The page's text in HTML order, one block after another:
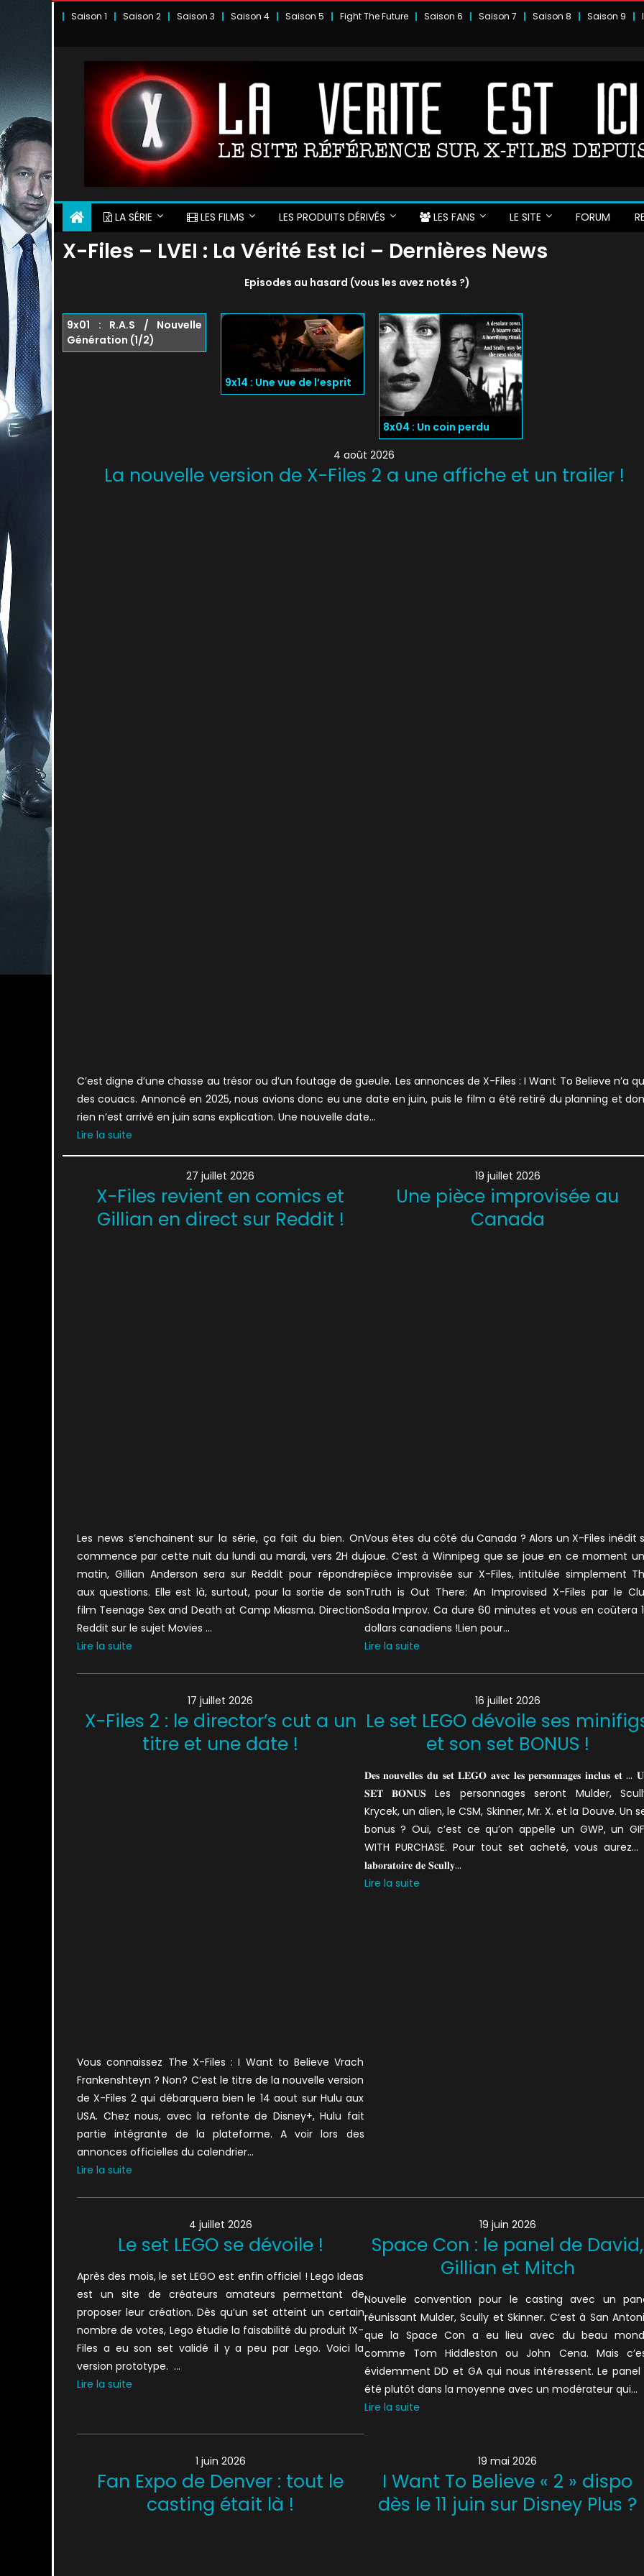
Saison 1 Saison 2 Saison 3 Saison 4 Saison 5 Fight The Future Saison 6 Saison 7 Saison 8 Saison 9
LA SÉRIE LES FILMS LES PRODUITS DÉRIVÉS LES FANS LE SITE FORUM
X-Files – LVEI : La Vérité Est Ici – Dernières News
Episodes au hasard (vous les avez notés ?)
9x01 : R.A.S / Nouvelle
Génération (1/2)
9x14 : Une vue de l’esprit
8x04 : Un coin perdu
4 août 2026
La nouvelle version de X-Files 2 a une affiche et un trailer !
C’est digne d’une chasse au trésor ou d’un foutage de gueule. Les annonces de X-Files : I Want To Believe n’a
des couacs. Annoncé en 2025, nous avions donc eu une date en juin, puis le film a été retiré du planning et
rien n’est arrivé en juin sans explication. Une nouvelle date…
Lire la suite
27 juillet 2026
X-Files revient en comics et
Gillian en direct sur Reddit !
Les news s’enchainent sur la série, ça fait du bien. On
commence par cette nuit du lundi au mardi, vers 2H du
matin, Gillian Anderson sera sur Reddit pour répondre
aux questions. Elle est là, surtout, pour la sortie de son
film Teenage Sex and Death at Camp Miasma. Direction
Reddit sur le sujet Movies …
Lire la suite
19 juillet 2026
Une pièce improvisée au
Canada
Vous êtes du côté du Canada ? Alors un X-Files inédit
joue. C’est à Winnipeg que se joue en ce moment
pièce improvisée sur X-Files, intitulée simplement
Truth is Out There: An Improvised X-Files par le
Soda Improv. Ca dure 60 minutes et vous en coûtera
dollars canadiens !Lien pour…
Lire la suite
17 juillet 2026
X-Files 2 : le director’s cut a un
titre et une date !
Vous connaissez The X-Files : I Want to Believe Vrach
Frankenshteyn ? Non? C’est le titre de la nouvelle version
de X-Files 2 qui débarquera bien le 14 aout sur Hulu aux
USA. Chez nous, avec la refonte de Disney+, Hulu fait
partie intégrante de la plateforme. A voir lors des
annonces officielles du calendrier…
Lire la suite
16 juillet 2026
Le set LEGO dévoile ses
et son set BONUS !
𝐃𝐞𝐬 𝐧𝐨𝐮𝐯𝐞𝐥𝐥𝐞𝐬 𝐝𝐮 𝐬𝐞𝐭 𝐋𝐄𝐆𝐎 𝐚𝐯𝐞𝐜 𝐥𝐞𝐬 𝐩𝐞𝐫𝐬𝐨𝐧𝐧𝐚𝐠𝐞𝐬 𝐢𝐧𝐜𝐥𝐮𝐬 𝐞𝐭 …
𝐒𝐄𝐓 𝐁𝐎𝐍𝐔𝐒 Les personnages seront Mulder,
Krycek, un alien, le CSM, Skinner, Mr. X. et la Douve. Un
bonus ? Oui, c’est ce qu’on appelle un GWP, un
WITH PURCHASE. Pour tout set acheté, vous aurez…
𝐥𝐚𝐛𝐨𝐫𝐚𝐭𝐨𝐢𝐫𝐞 𝐝𝐞 𝐒𝐜𝐮𝐥𝐥𝐲…
Lire la suite
4 juillet 2026
Le set LEGO se dévoile !
Après des mois, le set LEGO est enfin officiel ! Lego Ideas
est un site de créateurs amateurs permettant de
proposer leur création. Dès qu’un set atteint un certain
nombre de votes, Lego étudie la faisabilité du produit !X-
Files a eu son set validé il y a peu par Lego. Voici la
version prototype. …
Lire la suite
19 juin 2026
Space Con : le panel de David,
Gillian et Mitch
Nouvelle convention pour le casting avec un
réunissant Mulder, Scully et Skinner. C’est à San
que la Space Con a eu lieu avec du beau
comme Tom Hiddleston ou John Cena. Mais
évidemment DD et GA qui nous intéressent. Le panel
été plutôt dans la moyenne avec un modérateur qui…
Lire la suite
1 juin 2026
Fan Expo de Denver : tout le
casting était là !
19 mai 2026
I Want To Believe « 2 » dispo
dès le 11 juin sur Disney Plus ?